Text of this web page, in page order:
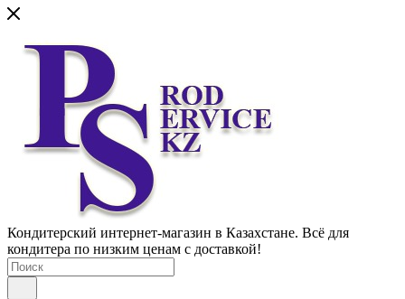
Кондитерский интернет-магазин в Казахстане. Всё для
кондитера по низким ценам с доставкой!